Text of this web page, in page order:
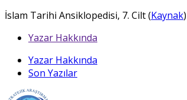
İslam Tarihi Ansiklopedisi, 7. Cilt (Kaynak)
Yazar Hakkında
Yazar Hakkında
Son Yazılar